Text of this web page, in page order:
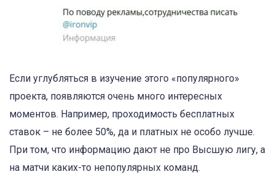
Если углубляться в изучение этого «популярного»
проекта, появляются очень много интересных
моментов. Например, проходимость бесплатных
ставок – не более 50%, да и платных не особо лучше.
При том, что информацию дают не про Высшую лигу, а
на матчи каких-то непопулярных команд.